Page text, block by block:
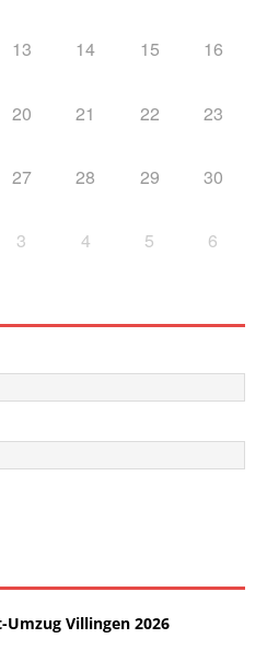
13 14 15 16
20 21 22 23
27 28 29 30
3 4 5 6
Umzug Villingen 2026